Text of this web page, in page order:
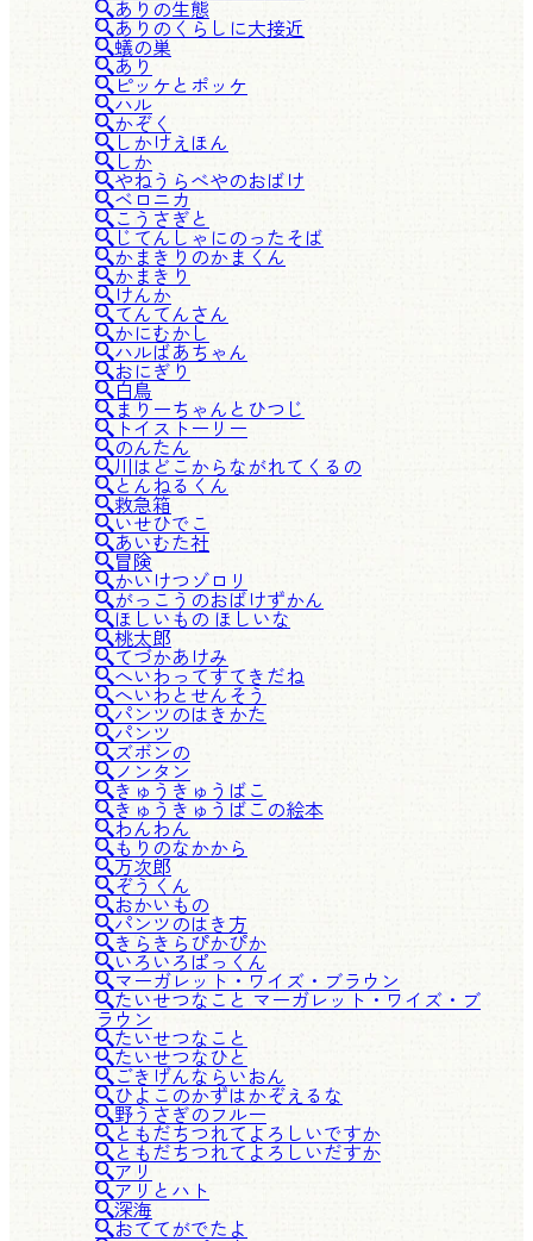
ありの生態
ありのくらしに大接近
蟻の巣
あり
ピッケとポッケ
ハル
かぞく
しかけえほん
しか
やねうらべやのおばけ
ベロニカ
こうさぎと
じてんしゃにのったそば
かまきりのかまくん
かまきり
けんか
てんてんさん
かにむかし
ハルばあちゃん
おにぎり
白鳥
まりーちゃんとひつじ
トイストーリー
のんたん
川はどこからながれてくるの
とんねるくん
救急箱
いせひでこ
あいむた社
冒険
かいけつゾロリ
がっこうのおばけずかん
ほしいもの ほしいな
桃太郎
てづかあけみ
へいわってすてきだね
へいわとせんそう
パンツのはきかた
パンツ
ズボンの
ノンタン
きゅうきゅうばこ
きゅうきゅうばこの絵本
わんわん
もりのなかから
万次郎
ぞうくん
おかいもの
パンツのはき方
きらきらぴかぴか
いろいろぱっくん
マーガレット・ワイズ・ブラウン
たいせつなこと マーガレット・ワイズ・ブ
ラウン
たいせつなこと
たいせつなひと
ごきげんならいおん
ひよこのかずはかぞえるな
野うさぎのフルー
ともだちつれてよろしいですか
ともだちつれてよろしいだすか
アリ
アリとハト
深海
おててがでたよ